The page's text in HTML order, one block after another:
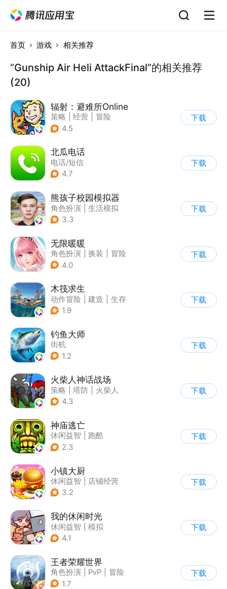
首页 游戏 相关推荐
“Gunship Air Heli AttackFinal”的相关推荐
(20)
辐射：避难所Online
策略 经营
冒险
| 辐射
4.5
下载
北瓜电话
电话/短信
4.7
下载
熊孩子校园模拟器
角色扮演
生活模拟
| 写实
3.3
下载
无限暖暖
角色扮演 换装
冒险
| 开放世界
4.0
下载
木筏求生
动作冒险 建造
生存
| 写实
1.9
下载
钓鱼大师
街机
1.2
下载
火柴人神话战场
策略 塔防
火柴人
| 休闲益智
4.3
下载
神庙逃亡
休闲益智
跑酷
| 欧美风
2.3
下载
小镇大厨
休闲益智
店铺经营
| 美食
3.2
下载
我的休闲时光
休闲益智
模拟
4.1
下载
王者荣耀世界
角色扮演 PvP
冒险
| 开放世界
1.7
下载